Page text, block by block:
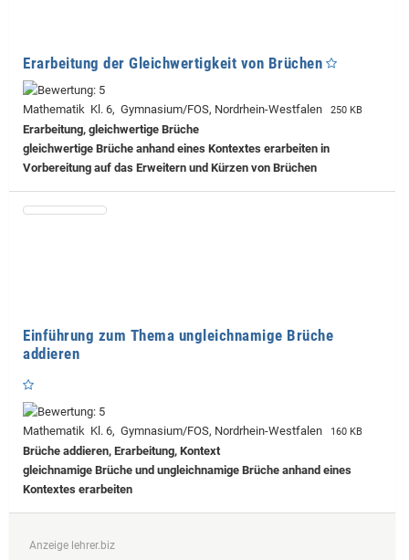
Erarbeitung der Gleichwertigkeit von Brüchen
Mathematik Kl. 6, Gymnasium/FOS, Nordrhein-Westfalen 250 KB
Erarbeitung, gleichwertige Brüche
gleichwertige Brüche anhand eines Kontextes erarbeiten in
Vorbereitung auf das Erweitern und Kürzen von Brüchen
Einführung zum Thema ungleichnamige Brüche
addieren
Mathematik Kl. 6, Gymnasium/FOS, Nordrhein-Westfalen 160 KB
Brüche addieren, Erarbeitung, Kontext
gleichnamige Brüche und ungleichnamige Brüche anhand eines
Kontextes erarbeiten
Anzeige lehrer.biz